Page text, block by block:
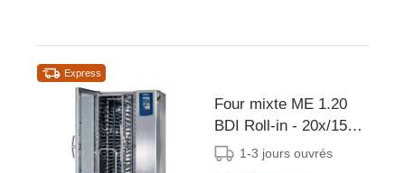
Express
Four mixte ME 1.20
BDI Roll-in - 20x/15x
EN 40x60 ou GN1/1 -
1-3 jours ouvrés